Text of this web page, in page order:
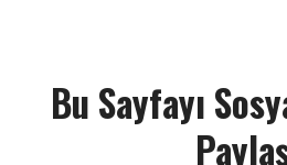
Bu Sayfayı